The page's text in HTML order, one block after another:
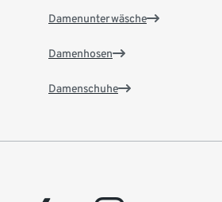
Damenunterwäsche
Damenhosen
Damenschuhe